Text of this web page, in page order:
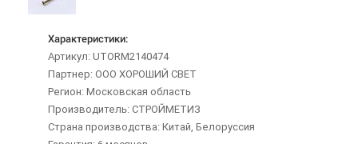
Характеристики:
Артикул: UTORM2140474
Партнер: ООО ХОРОШИЙ СВЕТ
Регион: Московская область
Производитель: СТРОЙМЕТИЗ
Страна производства: Китай, Белоруссия